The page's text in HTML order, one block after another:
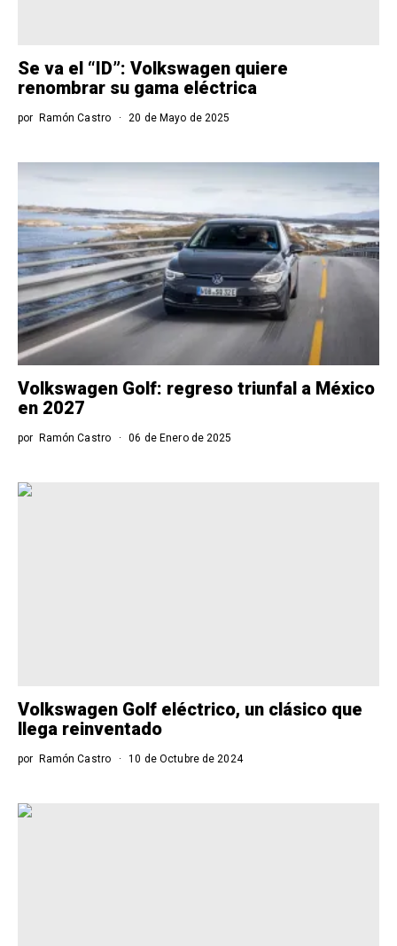
Se va el “ID”: Volkswagen quiere
renombrar su gama eléctrica
por Ramón Castro 20 de Mayo de 2025
Volkswagen Golf: regreso triunfal a México
en 2027
por Ramón Castro 06 de Enero de 2025
Volkswagen Golf eléctrico, un clásico que
llega reinventado
por Ramón Castro 10 de Octubre de 2024